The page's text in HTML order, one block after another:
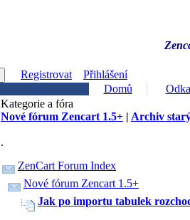
Registrovat
Přihlášení
Domů
Kategorie a fóra
Nové fórum Zencart 1.5+ | Archiv
.
ZenCart Forum Index
Nové fórum Zencart 1.5+
Jak po importu tabulek